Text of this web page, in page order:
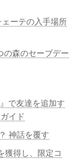
ーテの入手場所
の森のセーブデー
で友達を追加す
イド
神話を覆す
獲得し、限定コ